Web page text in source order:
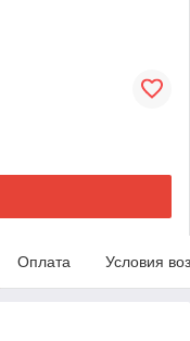
Оплата Условия